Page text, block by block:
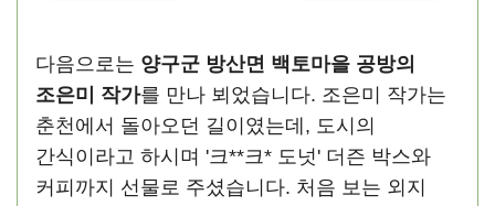
다음으로는 양구군 방산면 백토마을 공방의
조은미 작가를 만나 뵈었습니다. 조은미 작가는
춘천에서 돌아오던 길이였는데, 도시의
간식이라고 하시며 '크**크* 도넛' 더즌 박스와
커피까지 선물로 주셨습니다. 처음 보는 외지